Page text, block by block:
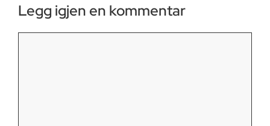
Legg igjen en kommentar